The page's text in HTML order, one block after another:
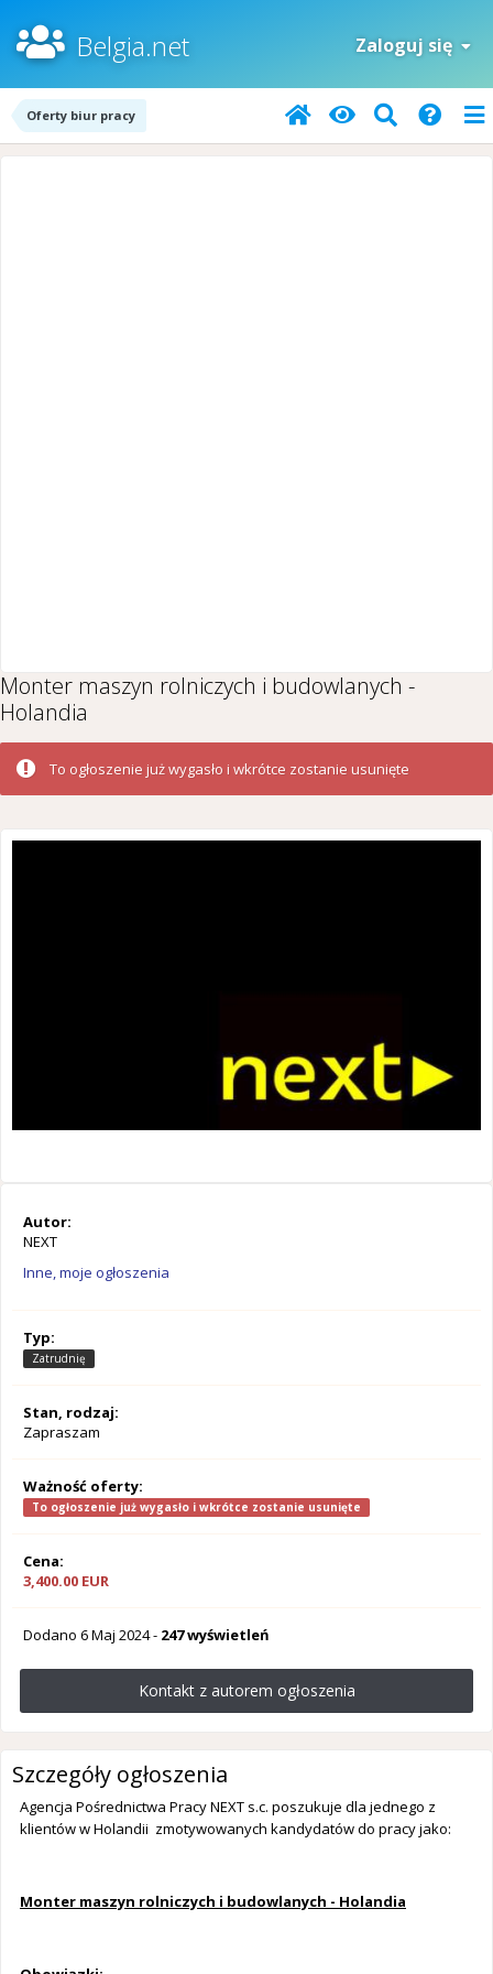
Belgia.net Zaloguj się
Oferty biur pracy
Monter maszyn rolniczych i budowlanych -
Holandia
To ogłoszenie już wygasło i wkrótce zostanie usunięte
Autor:
NEXT
Inne, moje ogłoszenia
Typ:
Zatrudnię
Stan, rodzaj:
Zapraszam
Ważność oferty:
To ogłoszenie już wygasło i wkrótce zostanie usunięte
Cena:
3,400.00 EUR
Dodano 6 Maj 2024- 247 wyświetleń
Kontakt z autorem ogłoszenia
Szczegóły ogłoszenia
Agencja Pośrednictwa Pracy NEXT s.c. poszukuje dla jednego z
klientów w Holandii zmotywowanych kandydatów do pracy jako:
Monter maszyn rolniczych i budowlanych - Holandia